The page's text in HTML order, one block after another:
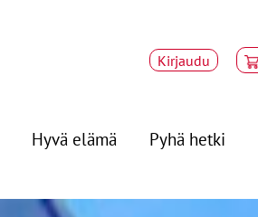
Kirjaudu
Hyvä elämä Pyhä hetki